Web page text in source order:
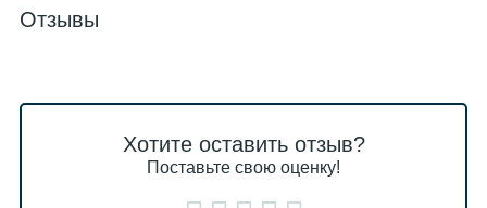
Отзывы
Хотите оставить отзыв?
Поставьте свою оценку!